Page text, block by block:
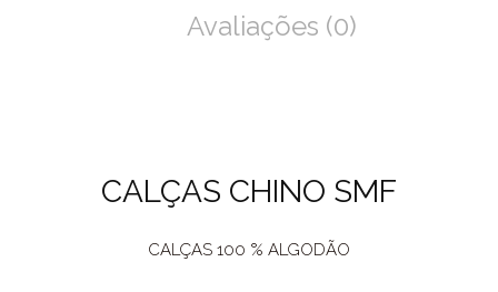
Avaliações (0)
CALÇAS CHINO SMF
CALÇAS 100 % ALGODÃO